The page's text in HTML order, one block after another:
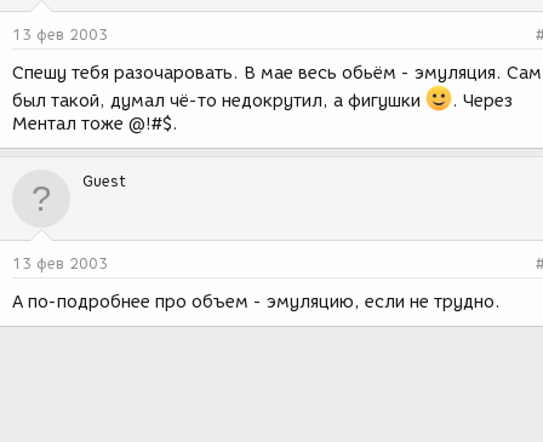
13 фев 2003
Спешу тебя разочаровать. В мае весь обьём - эмуляция. Сам
был такой, думал чё-то недокрутил, а фигушки
. Через
Ментал тоже @!#$.
Guest
13 фев 2003
А по-подробнее про объем - эмуляцию, если не трудно.